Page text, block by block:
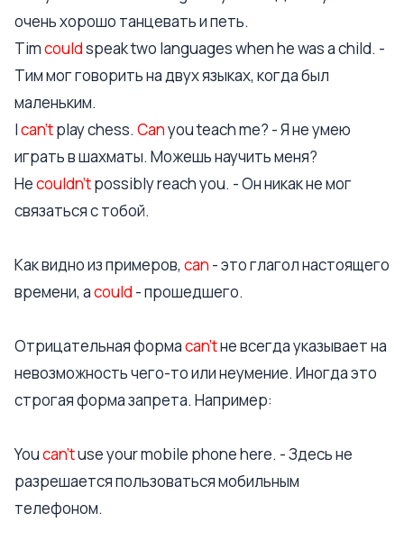
очень хорошо танцевать и петь.
Timcouldspeak two languages when he was a child. -
Тим мог говорить на двух языках, когда был
маленьким.
Ican’tplay chess. Canyou teach me? - Я не умею
играть в шахматы. Можешь научить меня?
Hecouldn’tpossibly reach you. - Он никак не мог
связаться с тобой.
Как видно из примеров, can - это глагол настоящего
времени, аcould - прошедшего.
Отрицательная формаcan’tне всегда указывает на
невозможность чего-то или неумение. Иногда это
строгая форма запрета. Например:
Youcan’tuse your mobile phone here. - Здесь не
разрешается пользоваться мобильным
телефоном.